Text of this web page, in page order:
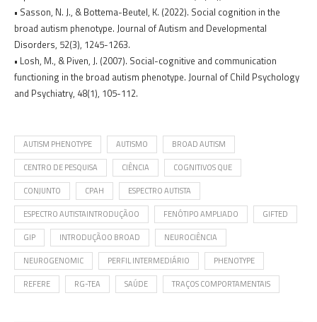
• Sasson, N. J., & Bottema-Beutel, K. (2022). Social cognition in the
broad autism phenotype. Journal of Autism and Developmental
Disorders, 52(3), 1245-1263.
• Losh, M., & Piven, J. (2007). Social-cognitive and communication
functioning in the broad autism phenotype. Journal of Child Psychology
and Psychiatry, 48(1), 105-112.
AUTISM PHENOTYPE AUTISMO BROAD AUTISM
CENTRO DE PESQUISA CIÊNCIA COGNITIVOS QUE
CONJUNTO CPAH ESPECTRO AUTISTA
ESPECTRO AUTISTAINTRODUÇÃOO FENÓTIPO AMPLIADO GIFTED
GIP INTRODUÇÃOO BROAD NEUROCIÊNCIA
NEUROGENOMIC PERFIL INTERMEDIÁRIO PHENOTYPE
REFERE RG-TEA SAÚDE TRAÇOS COMPORTAMENTAIS